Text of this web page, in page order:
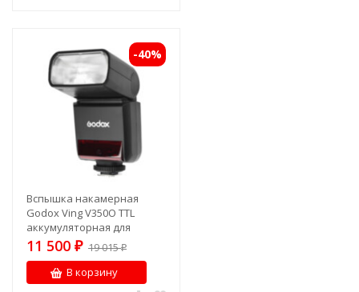
-40%
Вспышка накамерная
Godox Ving V350O TTL
аккумуляторная для
Olympus
11 500 ₽ 19 015₽
В корзину